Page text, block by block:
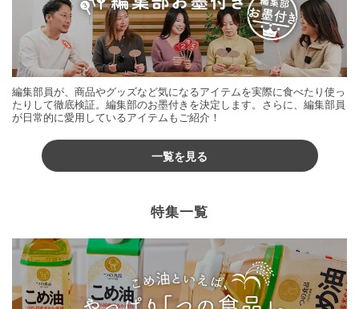
編集部員が、商品やグッズなど気になるアイテムを実際に食べたり使っ
たりして徹底検証。編集部のお墨付きを決定します。さらに、編集部員
が日常的に愛用しているアイテムもご紹介！
一覧を見る
特集一覧